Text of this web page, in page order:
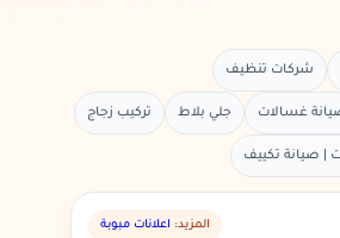
شركات تنظيف
غسالات جلي بلاط تركيب زجاج
| صيانة تكييف
المزيد: اعلانات مبوبة